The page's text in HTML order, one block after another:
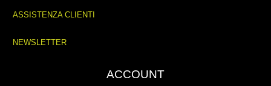
ASSISTENZA CLIENTI
NEWSLETTER
ACCOUNT